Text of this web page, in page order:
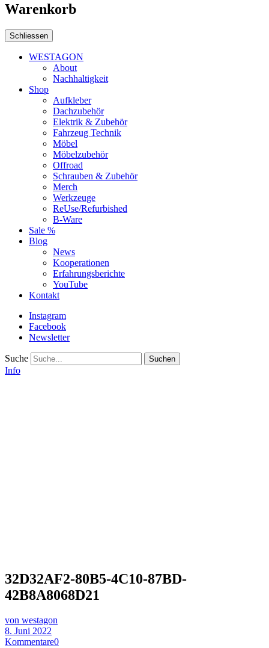
Warenkorb
Schliessen
WESTAGON
About
Nachhaltigkeit
Shop
Aufkleber
Dachzubehör
Elektrik & Zubehör
Fahrzeug Technik
Möbel
Möbelzubehör
Offroad
Schrauben & Zubehör
Merch
Werkzeuge
ReUse/Refurbished
B-Ware
Sale %
Blog
News
Kooperationen
Erfahrungsberichte
YouTube
Kontakt
Instagram
Facebook
Newsletter
Suche
Info
32D32AF2-80B5-4C10-87BD-
42B8A8068D21
von westagon
8. Juni 2022
Kommentare0